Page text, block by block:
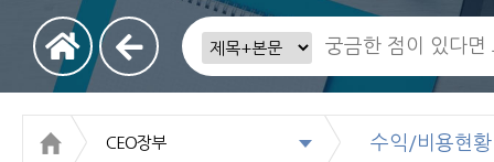
CEO장부 수익/비용현황